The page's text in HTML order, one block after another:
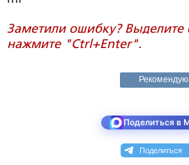
Заметили ошибку?
нажмите "Ctrl+Enter".
Рекомендую
Поделиться в
Поделиться